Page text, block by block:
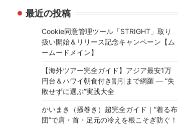
最近の投稿
Cookie同意管理ツール「STRIGHT」取り
扱い開始＆リリース記念キャンペーン【ム
ームードメイン】
【海外ツアー完全ガイド】アジア最安1万
円台＆ハワイ朝食付き割引まで網羅 ― “失
敗せずに選ぶ”実践大全
かいまき（掻巻き）超完全ガイド｜“着る布
団”で肩・首・足元の冷えを根こそぎ防ぐ！